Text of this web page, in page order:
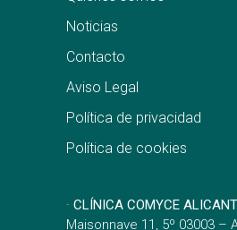
Noticias
Contacto
Aviso Legal
Política de privacidad
Política de cookies
· CLÍNICA COMYCE
Maisonnave 11, 5º 03003 –